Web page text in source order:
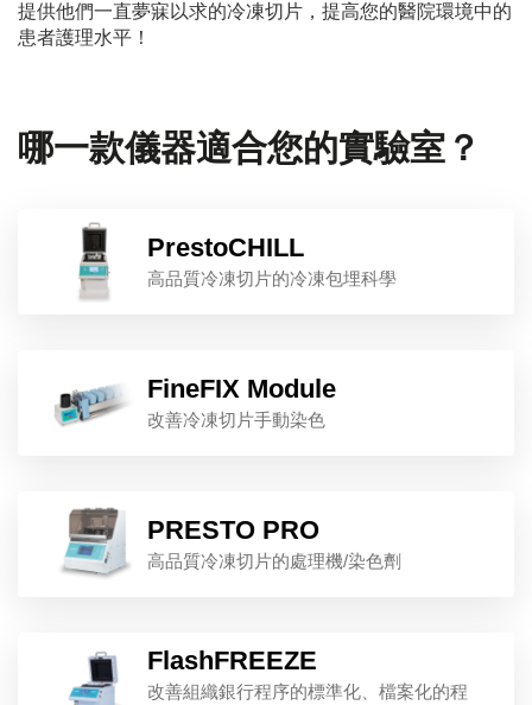
提供他們一直夢寐以求的冷凍切片，提高您的醫院環境中的
患者護理水平！
哪一款儀器適合您的實驗室？
PrestoCHILL
高品質冷凍切片的冷凍包埋科學
FineFIX Module
改善冷凍切片手動染色
PRESTO PRO
高品質冷凍切片的處理機/染色劑
FlashFREEZE
改善組織銀行程序的標準化、檔案化的程